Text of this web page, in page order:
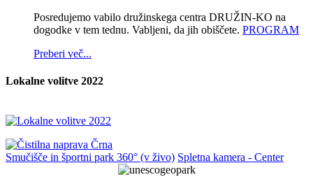
Posredujemo vabilo družinskega centra DRUŽIN-KO na
dogodke v tem tednu. Vabljeni, da jih obiščete. PROGRAM
Preberi več...
Lokalne volitve 2022
Smučišče in športni park 360° (v živo) Spletna kamera - Center